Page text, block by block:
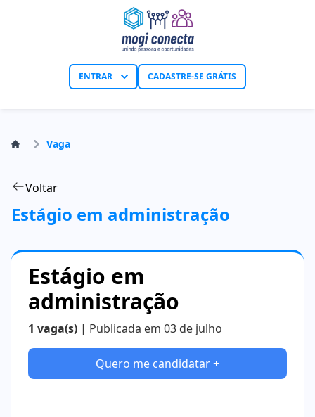
ENTRAR CADASTRE-SE GRÁTIS
Vaga
Voltar
Estágio em administração
Estágio em
administração
1 vaga(s) | Publicada em 03 de julho
Quero me candidatar +